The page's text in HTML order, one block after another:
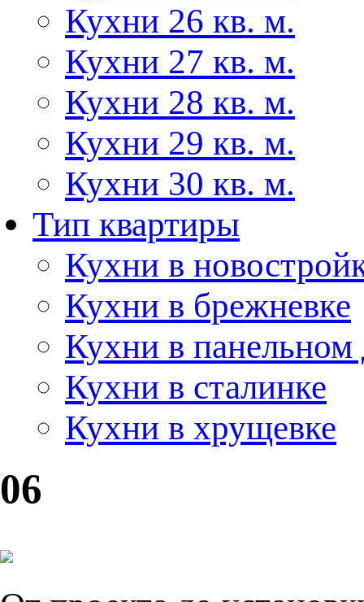
Кухни 26 кв. м.
Кухни 27 кв. м.
Кухни 28 кв. м.
Кухни 29 кв. м.
Кухни 30 кв. м.
Тип квартиры
Кухни в
Кухни в брежневке
Кухни в панельном
Кухни в сталинке
Кухни в хрущевке
06